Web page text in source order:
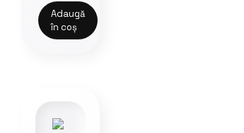
Adaugă
în coș